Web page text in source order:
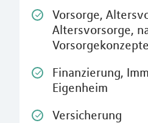
Vorsorge,
Altersvorsorge,
Vorsorgekonzepte
Finanzierung,
Eigenheim
Versicherung